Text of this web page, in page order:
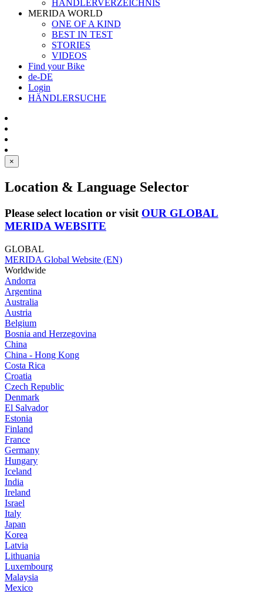
HÄNDLERVERZEICHNIS
MERIDA WORLD
ONE OF A KIND
BEST IN TEST
STORIES
VIDEOS
Find your Bike
de-DE
Login
HÄNDLERSUCHE
×
Location & Language Selector
Please select location or visit OUR GLOBAL
MERIDA WEBSITE
GLOBAL
MERIDA Global Website (EN)
Worldwide
Andorra
Argentina
Australia
Austria
Belgium
Bosnia and Herzegovina
China
China - Hong Kong
Costa Rica
Croatia
Czech Republic
Denmark
El Salvador
Estonia
Finland
France
Germany
Hungary
Iceland
India
Ireland
Israel
Italy
Japan
Korea
Latvia
Lithuania
Luxembourg
Malaysia
Mexico